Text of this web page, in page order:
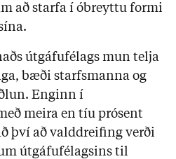
að starfa í óbreyttu formi
útgáfufélags mun telja
bæði starfsmanna og
Enginn í
meira en tíu prósent
því að valddreifing verði
útgáfufélagsins til